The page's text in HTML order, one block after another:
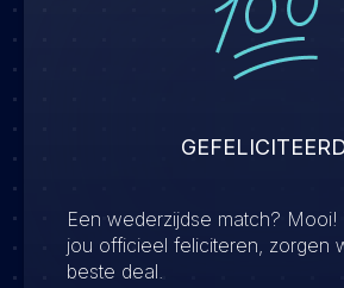
Een wederzijdse match?
jou officieel feliciteren, zorgen
beste deal.